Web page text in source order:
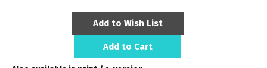
Add to Wish List
Add to Cart